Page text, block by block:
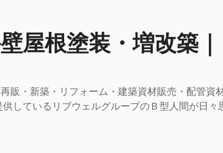
屋根塗装・増改築
販・新築・リフォーム・建築資材販売・配管資
しているリブウェルグループのＢ型人間が日々